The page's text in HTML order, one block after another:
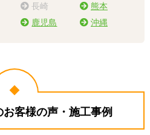
長崎
熊本
鹿児島 沖縄
客様の声・施工事例